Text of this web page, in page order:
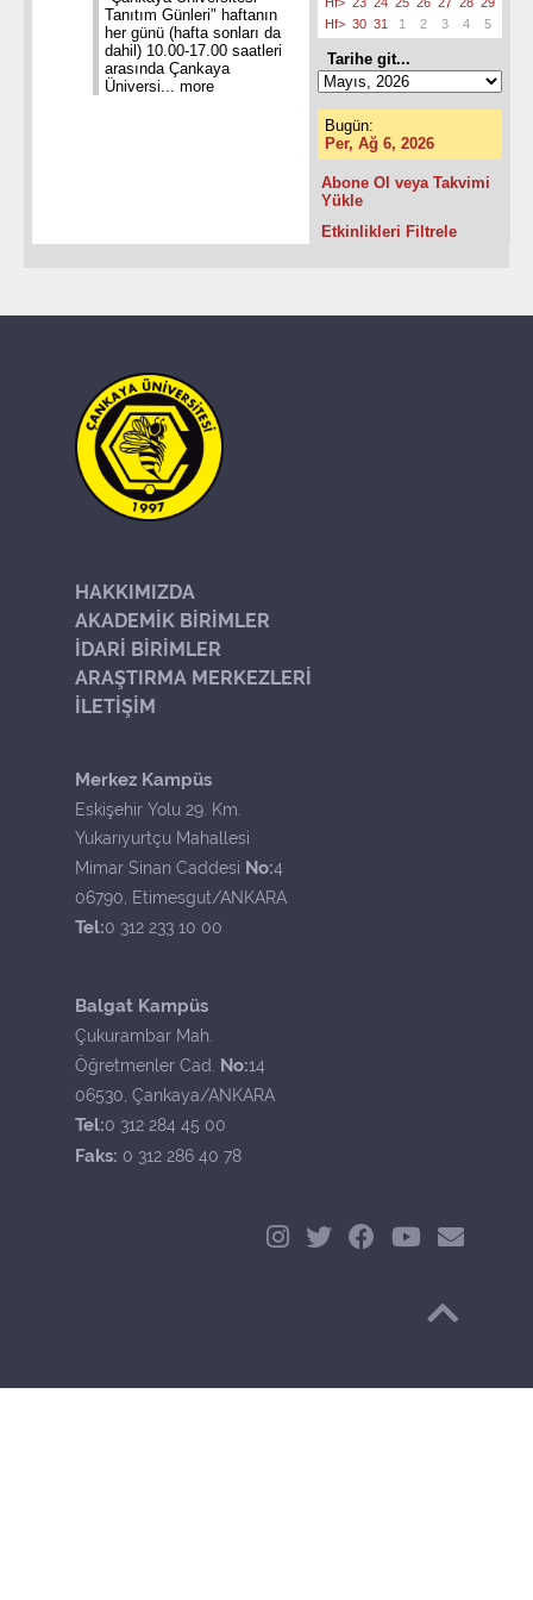
Tanıtım Günleri" haftanın
her günü (hafta sonları da
dahil) 10.00-17.00 saatleri
arasında Çankaya
Üniversi... more
Hf> 30 31 1 2 3 4 5
Tarihe git...
Bugün:
Per, Ağ 6, 2026
Abone Ol veya Takvimi
Yükle
Etkinlikleri Filtrele
HAKKIMIZDA
AKADEMİK BİRİMLER
İDARİ BİRİMLER
ARAŞTIRMA MERKEZLERİ
İLETİŞİM
Merkez Kampüs
Eskişehir Yolu 29. Km.
Yukarıyurtçu Mahallesi
Mimar Sinan Caddesi No:4
06790, Etimesgut/ANKARA
Tel:0 312 233 10 00
Balgat Kampüs
Çukurambar Mah.
Öğretmenler Cad. No:14
06530, Çankaya/ANKARA
Tel:0 312 284 45 00
Faks: 0 312 286 40 78